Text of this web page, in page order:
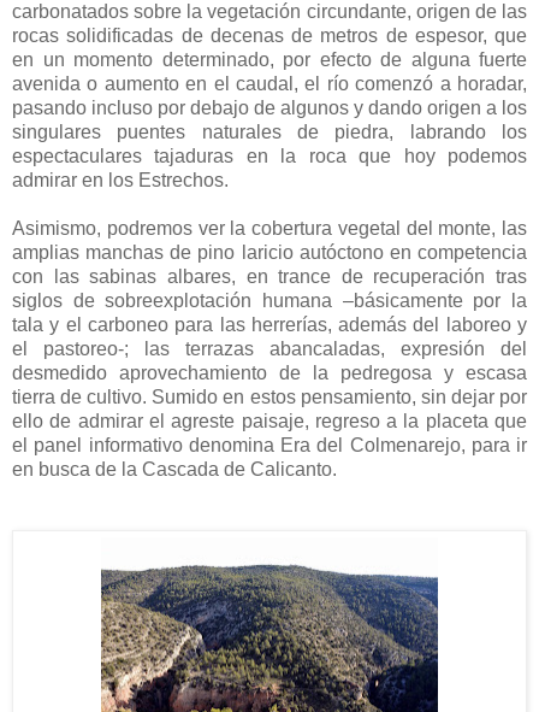
carbonatados sobre la vegetación circundante, origen de las
rocas solidificadas de decenas de metros de espesor, que
en un momento determinado, por efecto de alguna fuerte
avenida o aumento en el caudal, el río comenzó a horadar,
pasando incluso por debajo de algunos y dando origen a los
singulares puentes naturales de piedra, labrando los
espectaculares tajaduras en la roca que hoy podemos
admirar en los Estrechos.
Asimismo, podremos ver la cobertura vegetal del monte, las
amplias manchas de pino laricio autóctono en competencia
con las sabinas albares, en trance de recuperación tras
siglos de sobreexplotación humana –básicamente por la
tala y el carboneo para las herrerías, además del laboreo y
el pastoreo-; las terrazas abancaladas, expresión del
desmedido aprovechamiento de la pedregosa y escasa
tierra de cultivo. Sumido en estos pensamiento, sin dejar por
ello de admirar el agreste paisaje, regreso a la placeta que
el panel informativo denomina Era del Colmenarejo, para ir
en busca de la Cascada de Calicanto.